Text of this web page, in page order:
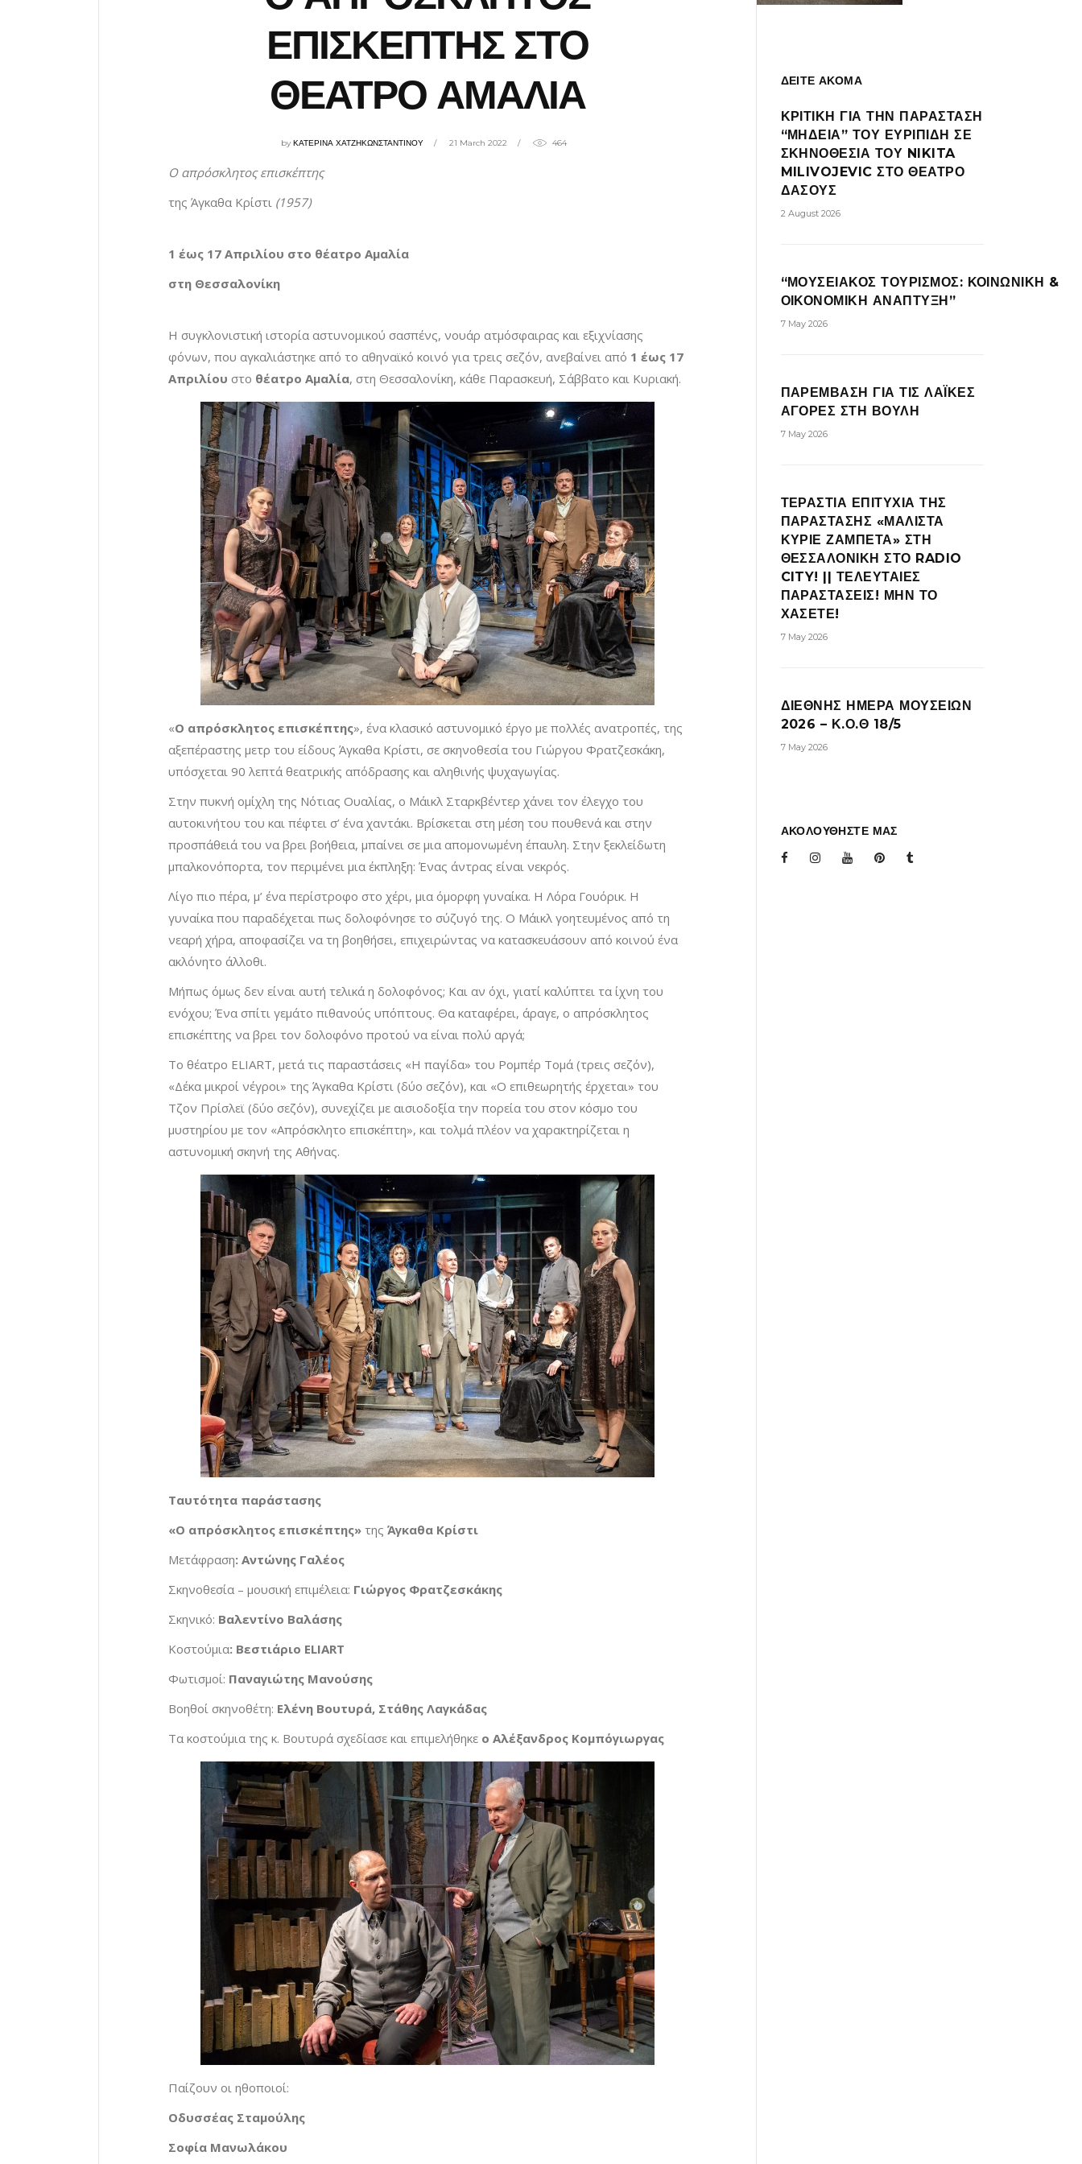
ΕΠΙΣΚΕΠΤΗΣ ΣΤΟ
ΘΕΑΤΡΟ ΑΜΑΛΙΑ
byΚΑΤΕΡΙΝΑ ΧΑΤΖΗΚΩΝΣΤΑΝΤΙΝΟΥ 21 March 2022 464
Ο απρόσκλητος επισκέπτης
της Άγκαθα Κρίστι (1957)
1 έως 17 Απριλίου στο θέατρο Αμαλία
στη Θεσσαλονίκη
Η συγκλονιστική ιστορία αστυνομικού σασπένς, νουάρ ατμόσφαιρας και εξιχνίασης
φόνων, που αγκαλιάστηκε από το αθηναϊκό κοινό για τρεις σεζόν, ανεβαίνει από 1 έως 17
Απριλίου στο θέατρο Αμαλία, στη Θεσσαλονίκη, κάθε Παρασκευή, Σάββατο και Κυριακή.
«Ο απρόσκλητος επισκέπτης», ένα κλασικό αστυνομικό έργο με πολλές ανατροπές, της
αξεπέραστης μετρ του είδους Άγκαθα Κρίστι, σε σκηνοθεσία του Γιώργου Φρατζεσκάκη,
υπόσχεται 90 λεπτά θεατρικής απόδρασης και αληθινής ψυχαγωγίας.
Στην πυκνή ομίχλη της Νότιας Ουαλίας, ο Μάικλ Σταρκβέντερ χάνει τον έλεγχο του
αυτοκινήτου του και πέφτει σ’ ένα χαντάκι. Βρίσκεται στη μέση του πουθενά και στην
προσπάθειά του να βρει βοήθεια, μπαίνει σε μια απομονωμένη έπαυλη. Στην ξεκλείδωτη
μπαλκονόπορτα, τον περιμένει μια έκπληξη: Ένας άντρας είναι νεκρός.
Λίγο πιο πέρα, μ’ ένα περίστροφο στο χέρι, μια όμορφη γυναίκα. Η Λόρα Γουόρικ. Η
γυναίκα που παραδέχεται πως δολοφόνησε το σύζυγό της. Ο Μάικλ γοητευμένος από τη
νεαρή χήρα, αποφασίζει να τη βοηθήσει, επιχειρώντας να κατασκευάσουν από κοινού ένα
ακλόνητο άλλοθι.
Μήπως όμως δεν είναι αυτή τελικά η δολοφόνος; Και αν όχι, γιατί καλύπτει τα ίχνη του
ενόχου; Ένα σπίτι γεμάτο πιθανούς υπόπτους. Θα καταφέρει, άραγε, ο απρόσκλητος
επισκέπτης να βρει τον δολοφόνο προτού να είναι πολύ αργά;
Tο θέατρο ELIART, μετά τις παραστάσεις «Η παγίδα» του Ρομπέρ Τομά (τρεις σεζόν),
«Δέκα μικροί νέγροι» της Άγκαθα Κρίστι (δύο σεζόν), και «Ο επιθεωρητής έρχεται» του
Τζον Πρίσλεϊ (δύο σεζόν), συνεχίζει με αισιοδοξία την πορεία του στον κόσμο του
μυστηρίου με τον «Απρόσκλητο επισκέπτη», και τολμά πλέον να χαρακτηρίζεται η
αστυνομική σκηνή της Αθήνας.
Ταυτότητα παράστασης
«Ο απρόσκλητος επισκέπτης» της Άγκαθα Κρίστι
Μετάφραση: Αντώνης Γαλέος
Σκηνοθεσία – μουσική επιμέλεια: Γιώργος Φρατζεσκάκης
Σκηνικό: Βαλεντίνο Βαλάσης
Κοστούμια: Βεστιάριο ELIART
Φωτισμοί: Παναγιώτης Μανούσης
Βοηθοί σκηνοθέτη: Ελένη Βουτυρά, Στάθης Λαγκάδας
Τα κοστούμια της κ. Βουτυρά σχεδίασε και επιμελήθηκε o Αλέξανδρος Κομπόγιωργας
Παίζουν οι ηθοποιοί:
Οδυσσέας Σταμούλης
Σοφία Μανωλάκου
ΔΕΙΤΕ ΑΚΟΜΑ
ΚΡΙΤΙΚΗ ΓΙΑ ΤΗΝ ΠΑΡΑΣΤΑΣΗ
“ΜΗΔΕΙΑ” ΤΟΥ ΕΥΡΙΠΙΔΗ ΣΕ
ΣΚΗΝΟΘΕΣΙΑ ΤΟΥ NIKITA
MILIVOJEVIC ΣΤΟ ΘΕΑΤΡΟ
ΔΑΣΟΥΣ
2 August 2026
“ΜΟΥΣΕΙΑΚΟΣ ΤΟΥΡΙΣΜΟΣ: ΚΟΙΝΩΝΙΚΗ &
ΟΙΚΟΝΟΜΙΚΗ ΑΝΑΠΤΥΞΗ”
7 May 2026
ΠΑΡΕΜΒΑΣΗ ΓΙΑ ΤΙΣ ΛΑΪΚΕΣ
ΑΓΟΡΕΣ ΣΤΗ ΒΟΥΛΗ
7 May 2026
ΤΕΡΑΣΤΙΑ ΕΠΙΤΥΧΙΑ ΤΗΣ
ΠΑΡΑΣΤΑΣΗΣ «ΜΑΛΙΣΤΑ
ΚΥΡΙΕ ΖΑΜΠΕΤΑ» ΣΤΗ
ΘΕΣΣΑΛΟΝΙΚΗ ΣΤΟ RADIO
CITY! || ΤΕΛΕΥΤΑΙΕΣ
ΠΑΡΑΣΤΑΣΕΙΣ! ΜΗΝ ΤΟ
ΧΑΣΕΤΕ!
7 May 2026
ΔΙΕΘΝΗΣ ΗΜΕΡΑ ΜΟΥΣΕΙΩΝ
2026 – Κ.Ο.Θ 18/5
7 May 2026
ΑΚΟΛΟΥΘΗΣΤΕ ΜΑΣ